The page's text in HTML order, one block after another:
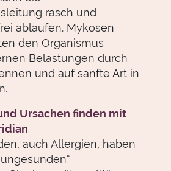
rasch und
ablaufen. Mykosen
den Organismus
Belastungen durch
und auf sanfte Art in
Ursachen finden mit
auch Allergien, haben